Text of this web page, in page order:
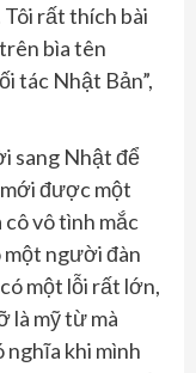
rất thích bài
bìa tên
tác Nhật Bản”,
sang Nhật để
được một
vô tình mắc
một người đàn
một lỗi rất lớn,
là mỹ từ mà
nghĩa khi mình